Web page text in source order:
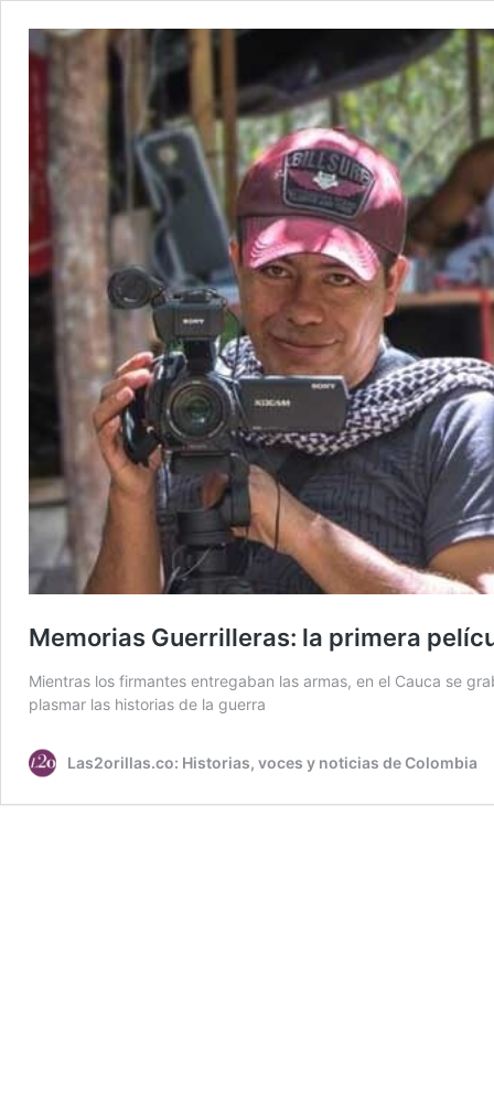
Memorias Guerrilleras: la primera
Mientras los firmantes entregaban las armas, en el Cauca se
plasmar las historias de la guerra
Las2orillas.co: Historias, voces y noticias de Colombia